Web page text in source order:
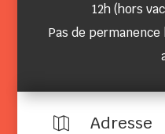
12h (hors
Pas de
 Adresse